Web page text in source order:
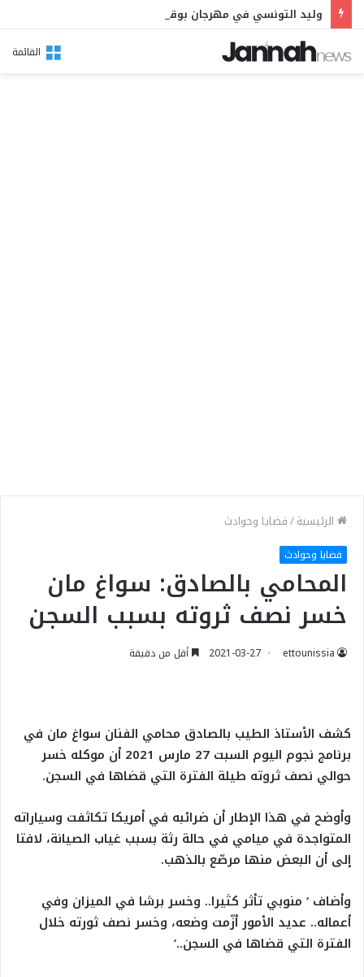
القائمة
الرئيسية/قضايا وحوادث
قضايا وحوادث
المحامي بالصادق: سواغ مان
خسر نصف ثروته بسبب السجن
ettounissia
2021-03-27 أقل من دقيقة
كشف الأستاذ الطيب بالصادق محامي الفنان سواغ مان في
برنامج نجوم اليوم السبت 27 مارس 2021 أن موكله خسر
حوالي نصف ثروته طيلة الفترة التي قضاها في السجن.
وأوضح في هذا الإطار أن ضرائبه في أمريكا تكاثفت وسياراته
المتواجدة في ميامي في حالة رثة بسبب غياب الصيانة، لافتا
إلى أن البعض منها مرصّع بالذهب.
وأضاف ‘ منوبي تأثر كثيرا.. وخسر برشا في الميزان وفي
أعماله.. عديد الأمور أزّمت وضعه، وخسر نصف ثورته خلال
الفترة التي قضاها في السجن..’